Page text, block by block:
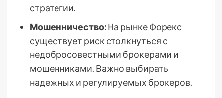
стратегии.
Мошенничество:На рынке Форекс
существует риск столкнуться с
недобросовестными брокерами и
мошенниками. Важно выбирать
надежных и регулируемых брокеров.